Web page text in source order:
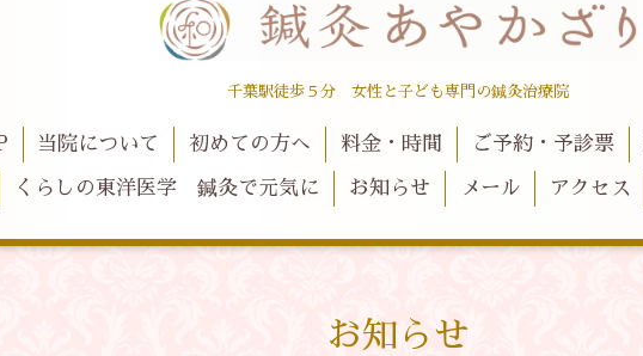
千葉駅徒歩５分 女性と子ども専門の鍼灸治療院
当院について 初めての方へ 料金・時間 ご予約・予診票
くらしの東洋医学 鍼灸で元気に お知らせ メール アクセス
お知らせ